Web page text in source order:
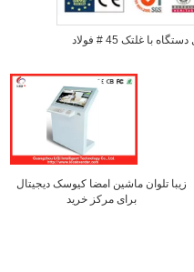
غلتک 45 # فولاد
زیبا تلوان ماشین امضا کیوسک دیجیتال
برای مرکز خرید